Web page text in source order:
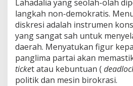
i
m
p
i
n
a
n
B
u
Lahadalia yang seolah-olah
langkah non-demokratis.
diskresi adalah instrumen
yang sangat sah untuk
daerah. Menyatukan figur
panglima partai akan
ticket atau kebuntuan (
politik dan mesin birokrasi.